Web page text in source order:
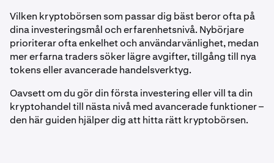
Vilken kryptobörsen som passar dig bäst beror ofta på
dina investeringsmål och erfarenhetsnivå. Nybörjare
prioriterar ofta enkelhet och användarvänlighet, medan
mer erfarna traders söker lägre avgifter, tillgång till nya
tokens eller avancerade handelsverktyg.
Oavsett om du gör din första investering eller vill ta din
kryptohandel till nästa nivå med avancerade funktioner –
den här guiden hjälper dig att hitta rätt kryptobörsen.